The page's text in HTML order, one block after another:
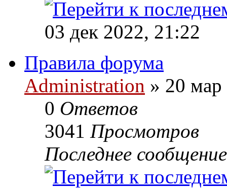
03 дек 2022, 21:22
Правила форума
Administration » 20
0 Ответов
3041 Просмотров
Последнее